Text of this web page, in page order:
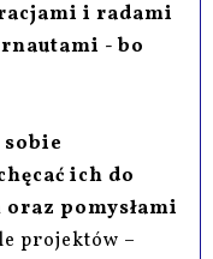
i radami
- bo
sobie
ich do
pomysłami
projektów –